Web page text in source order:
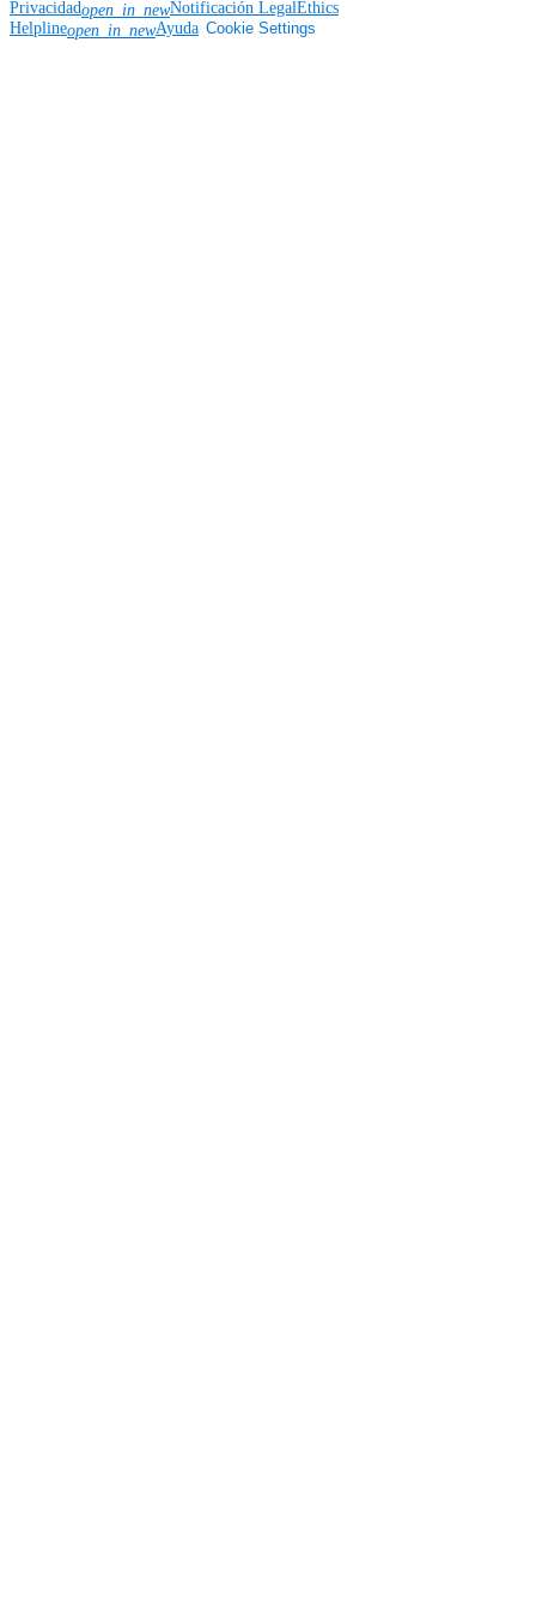
Privacidadopen_in_newNotificación LegalEthics
Helplineopen_in_newAyuda Cookie Settings